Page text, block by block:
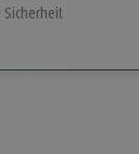
Sicherheit